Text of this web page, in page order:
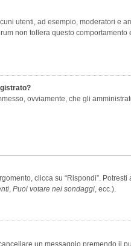
utenti, ad esempio, moderatori e
non tollera questo
ovviamente, che gli
clicca su “Rispondi”.
, Puoi votare nei sondaggi, ecc.).
un messaggio premendo il